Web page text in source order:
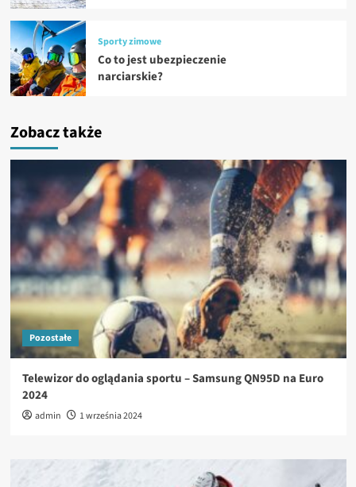
Sporty zimowe
Co to jest ubezpieczenie
narciarskie?
Zobacz także
Pozostałe
Telewizor do oglądania sportu – Samsung QN95D na Euro
2024
admin 1 września 2024